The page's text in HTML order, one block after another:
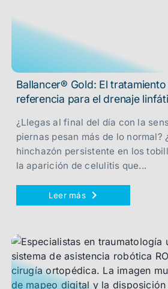
Ballancer® Gold: El
referencia para el drenaje
¿Llegas al final del día con la
piernas pesan más de lo normal?
hinchazón persistente en los
la aparición de celulitis que...
Leer más